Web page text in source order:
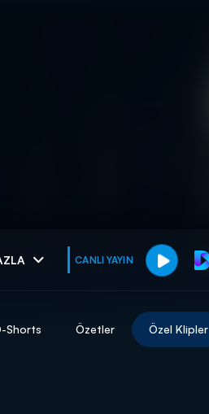
CANLI YAYIN
muhteşem ikili
Shorts Özetler Özel Klipler